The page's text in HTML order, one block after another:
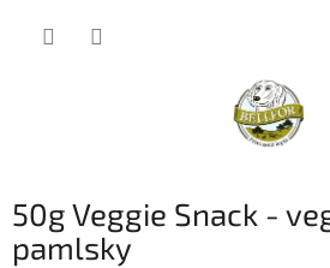
50g Veggie Snack -
pamlsky